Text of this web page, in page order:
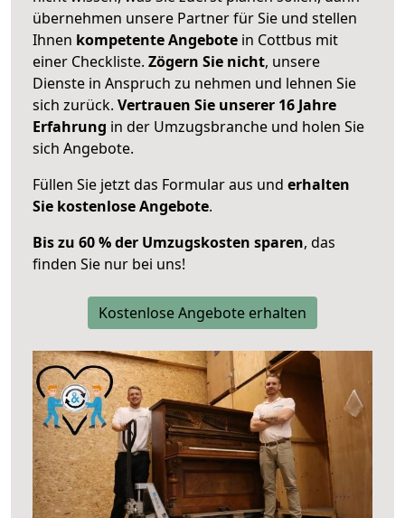
übernehmen unsere Partner für Sie und stellen
Ihnen kompetente Angebote in Cottbus mit
einer Checkliste. Zögern Sie nicht, unsere
Dienste in Anspruch zu nehmen und lehnen Sie
sich zurück. Vertrauen Sie unserer 16 Jahre
Erfahrung in der Umzugsbranche und holen Sie
sich Angebote.
Füllen Sie jetzt das Formular aus und erhalten
Sie kostenlose Angebote.
Bis zu 60 % der Umzugskosten sparen, das
finden Sie nur bei uns!
Kostenlose Angebote erhalten